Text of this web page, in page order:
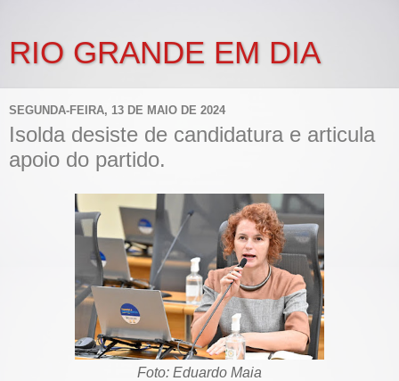
RIO GRANDE EM DIA
SEGUNDA-FEIRA, 13 DE MAIO DE 2024
Isolda desiste de candidatura e articula
apoio do partido.
Foto: Eduardo Maia